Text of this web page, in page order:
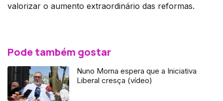
valorizar o aumento extraordinário das reformas.
Pode também gostar
Nuno Morna espera que a Iniciativa
Liberal cresça (vídeo)